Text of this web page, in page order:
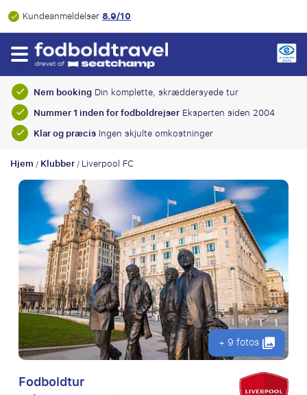
Kundeanmeldelser8.9/10
Nem bookingDin komplette, skræddersyede tur
Nummer 1 inden for fodboldrejserEksperten siden 2004
Klar og præcisIngen skjulte omkostninger
Hjem/Klubber/Liverpool FC
+ 9 fotos
Fodboldtur